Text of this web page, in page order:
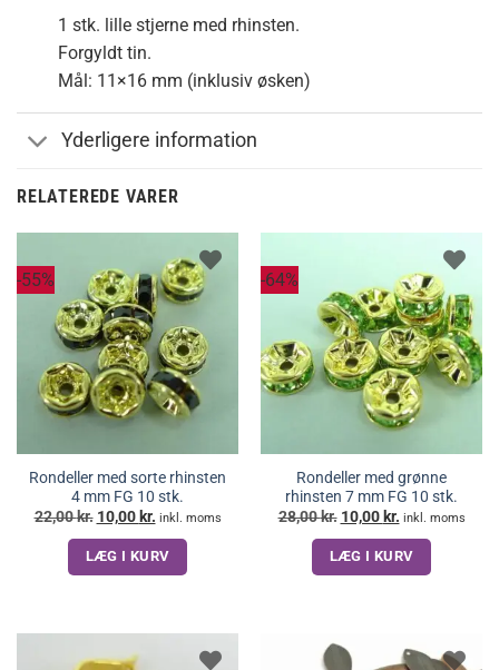
1 stk. lille stjerne med rhinsten.
Forgyldt tin.
Mål: 11×16 mm (inklusiv øsken)
Yderligere information
RELATEREDE VARER
-55%
Rondeller med sorte rhinsten
4 mm FG 10 stk.
22,00kr. Den
oprindelige
pris
var:
22,00 kr..
10,00 kr. Den
aktuelle
pris
er:
10,00 kr..
inkl. moms
LÆG I KURV
-64%
Rondeller med grønne
rhinsten 7 mm FG 10 stk.
28,00kr. Den
oprindelige
pris
var:
28,00 kr..
10,00 kr. Den
aktuelle
pris
er:
10,00 kr..
inkl. moms
LÆG I KURV